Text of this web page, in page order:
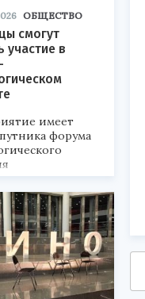
ОБЩЕСТВО
смогут
участие в
имеет
форума
2026».